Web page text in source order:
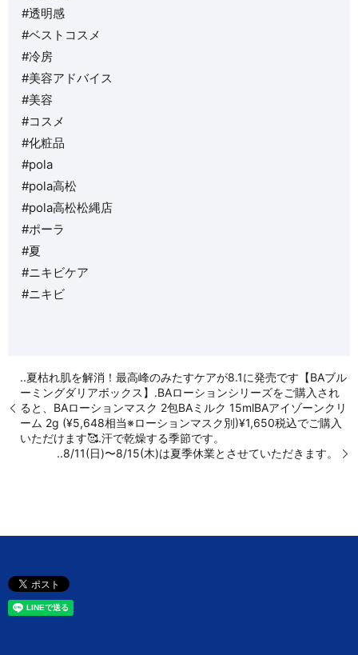
#透明感
#ベストコスメ
#冷房
#美容アドバイス
#美容
#コスメ
#化粧品
#pola
#pola高松
#pola高松松縄店
#ポーラ
#夏
#ニキビケア
#ニキビ
..夏枯れ肌を解消！最高峰のみたすケアが8.1に発売です【BAブル
ーミングダリアボックス】.BAローションシリーズをご購入され
ると、︎BAローションマスク 2包︎BAミルク 15ml︎BAアイゾーンクリ
ーム 2g (¥5,648相当※ローションマスク別)︎¥1,650税込でご購入
いただけます🥰.汗で乾燥する季節です。
..8/11(日)〜8/15(木)は夏季休業とさせていただきます。